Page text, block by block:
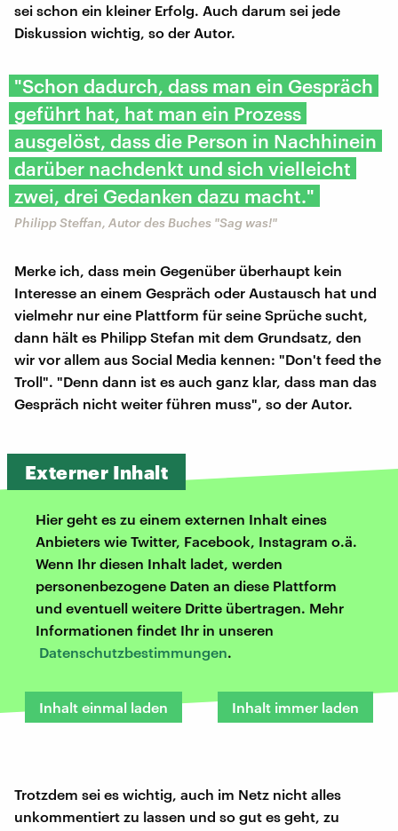
sei schon ein kleiner Erfolg. Auch darum sei jede
Diskussion wichtig, so der Autor.
"Schon dadurch, dass man ein Gespräch
geführt hat, hat man ein Prozess
ausgelöst, dass die Person in Nachhinein
darüber nachdenkt und sich vielleicht
zwei, drei Gedanken dazu macht."
Philipp Steffan, Autor des Buches "Sag was!"
Merke ich, dass mein Gegenüber überhaupt kein
Interesse an einem Gespräch oder Austausch hat und
vielmehr nur eine Plattform für seine Sprüche sucht,
dann hält es Philipp Stefan mit dem Grundsatz, den
wir vor allem aus Social Media kennen: "Don't feed the
Troll". "Denn dann ist es auch ganz klar, dass man das
Gespräch nicht weiter führen muss", so der Autor.
Externer Inhalt
Hier geht es zu einem externen Inhalt eines
Anbieters wie Twitter, Facebook, Instagram o.ä.
Wenn Ihr diesen Inhalt ladet, werden
personenbezogene Daten an diese Plattform
und eventuell weitere Dritte übertragen. Mehr
Informationen findet Ihr in unseren
Datenschutzbestimmungen.
Inhalt einmal laden Inhalt immer laden
Trotzdem sei es wichtig, auch im Netz nicht alles
unkommentiert zu lassen und so gut es geht, zu